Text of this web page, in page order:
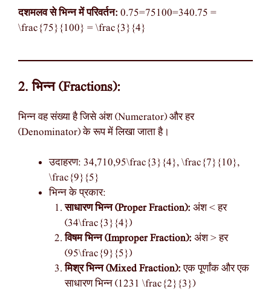
दशमलव से भिन्न में परिवर्तन: 0.75=75100=340.75 =
\frac{75}{100} = \frac{3}{4}
2. भिन्न (Fractions):
भिन्न वह संख्या है जिसे अंश (Numerator) और हर
(Denominator) के रूप में लिखा जाता है।
उदाहरण: 34,710,95\frac{3}{4}, \frac{7}{10},
\frac{9}{5}
भिन्न के प्रकार:
साधारण भिन्न (Proper Fraction): अंश < हर
(34\frac{3}{4})
विषम भिन्न (Improper Fraction): अंश > हर
(95\frac{9}{5})
मिश्र भिन्न (Mixed Fraction):एक पूर्णांक और एक
साधारण भिन्न (1231 \frac{2}{3})